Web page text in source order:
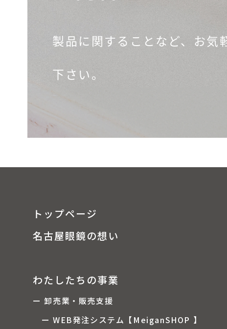
製品に関することなど、 お気
下さい。
トップページ
名古屋眼鏡の想い
わたしたちの事業
ー 卸売業・販売支援
ー WEB発注システム【MeiganSHOP 】